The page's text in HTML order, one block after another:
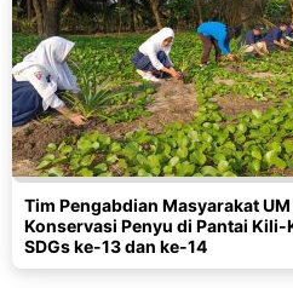
Tim Pengabdian Masyarakat
Konservasi Penyu di Pantai
SDGs ke-13 dan ke-14